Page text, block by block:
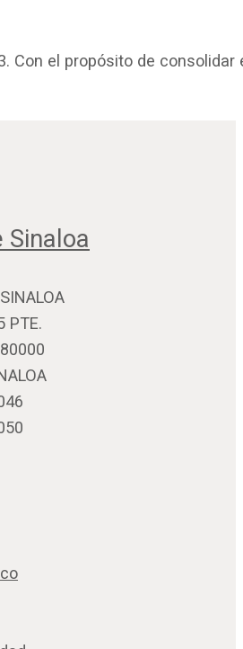
Con el propósito de consolidar
PTE.